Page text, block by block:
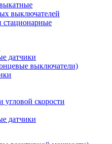
выключателей
датчики
выключатели)
скорости
датчики